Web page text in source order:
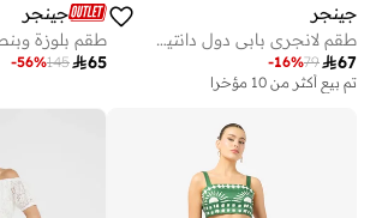
جينجر
طقم لانجري بابي دول دانتيل مع سروال داخلي
67
79
-16%
تم بيع أكثر من 10 مؤخرا
جينجر
65
145
-56%